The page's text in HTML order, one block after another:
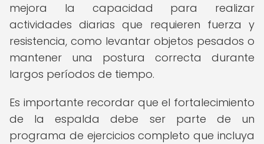
mejora la capacidad para realizar
actividades diarias que requieren fuerza y
resistencia, como levantar objetos pesados o
mantener una postura correcta durante
largos períodos de tiempo.
Es importante recordar que el fortalecimiento
de la espalda debe ser parte de un
programa de ejercicios completo que incluya